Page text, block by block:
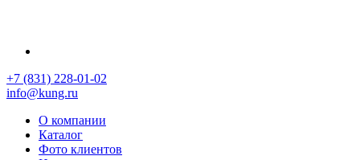
+7 (831) 228-01-02
info@kung.ru
О компании
Каталог
Фото клиентов